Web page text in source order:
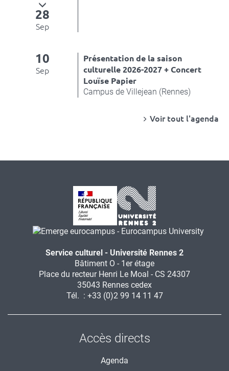
28
Sep
10
Sep
Présentation de la saison
culturelle 2026-2027 + Concert
Louïse Papier
Campus de Villejean (Rennes)
Voir tout l'agenda
Service culturel - Université Rennes 2
Bâtiment O - 1er étage
Place du recteur Henri Le Moal - CS 24307
35043 Rennes cedex
Tél. : +33 (0)2 99 14 11 47
Accès directs
Agenda